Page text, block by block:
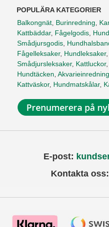
POPULÄRA KATEGORIER
Balkongnät, Burinredning,
Kattbäddar, Fågelgodis,
Smådjursgodis,
Fågelleksaker, Hundleksaker,
Smådjursleksaker, Kattluckor,
Hundtäcken, Akvarieinredning
Kattväskor, Hundmatskålar,
Prenumerera på
E-post:
Kontakta oss: